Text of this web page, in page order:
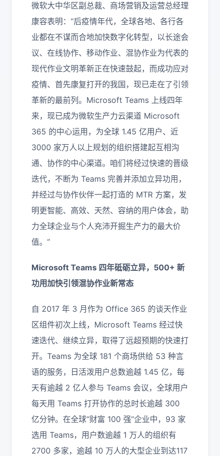
微软大中华区副总裁、商场营销及运营总经理
康容表明：“后疫情年代，全球各地、各行各
业都在不谋而合地加快数字化转型，以长途会
议、在线协作、移动作业、混协作业为代表的
现代作业文明革新正在快速鼓起，而成功应对
疫情、首先康复打开的我国，现已走在了引领
革新的最前列。Microsoft Teams 上线四年
来，现已成为微软生产力云渠道 Microsoft
365 的中心运用，为全球 1.45 亿用户、近
3000 家万人以上规划的组织搭建起互相沟
通、协作的中心渠道。咱们将经过快速的晋级
迭代，不断为 Teams 完善并添加立异功用，
并经过与协作伙伴一起打造的 MTR 方案，发
明更智能、高效、天然、容纳的用户体会，助
力全球企业与个人充沛开掘生产力的最大价
值。”
Microsoft Teams 四年砥砺立异，500+ 新
功用加快引领混协作业新常态
自 2017 年 3 月作为 Office 365 的谈天作业
区组件初次上线，Microsoft Teams 经过快
速迭代、继续立异，取得了远超预期的快速打
开。Teams 为全球 181 个商场供给 53 种言
语的服务，日活泼用户总数逾越 1.45 亿，每
天有逾越 2 亿人参与 Teams 会议，全球用户
每天用 Teams 打开协作的总时长逾越 300
亿分钟。在全球“财富 100 强”企业中，93 家
选用 Teams，用户数逾越 1 万人的组织有
2700 多家，逾越 10 万人的大型企业到达117